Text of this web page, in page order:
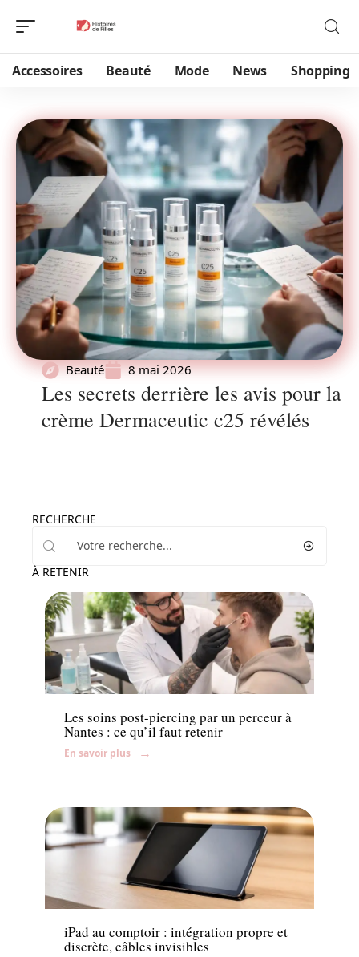
Accessoires Beauté Mode News Shopping
Beauté 8 mai 2026
Les secrets derrière les avis pour la
crème Dermaceutic c25 révélés
RECHERCHE
À RETENIR
News
Les soins post-piercing par un perceur à
Nantes : ce qu’il faut retenir
En savoir plus
iPad au comptoir : intégration propre et
discrète, câbles invisibles